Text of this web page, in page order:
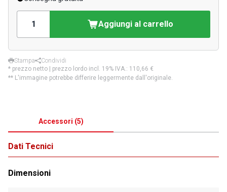
Aggiungi al carrello
Stampa
Condividi
* prezzo netto | prezzo lordo incl. 19% IVA.: 110,66 €
** L'immagine potrebbe differire leggermente dall'originale.
Accessori (5)
Dati Tecnici
Dimensioni